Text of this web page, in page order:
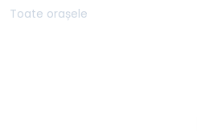
Toate orașele